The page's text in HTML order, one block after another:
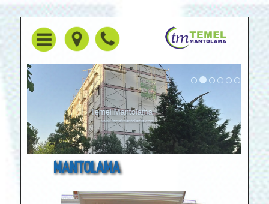
Temel Mantolama
www.temelmantolama.com
MANTOLAMA